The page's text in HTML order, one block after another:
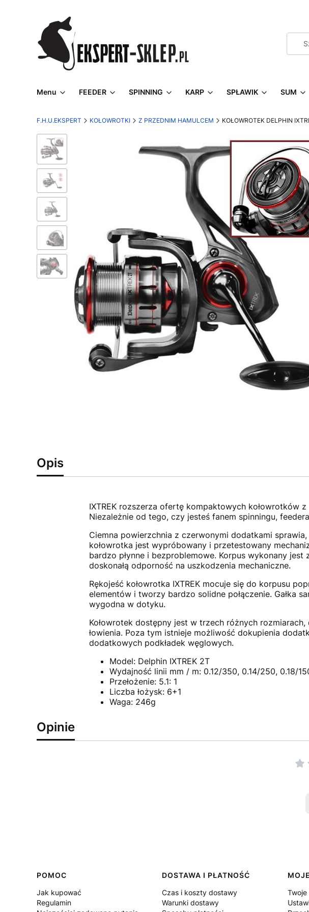
Menu FEEDER SPINNING KARP SPŁAWIK SUM
F.H.U.EKSPERT KOŁOWROTKI Z PRZEDNIM HAMULCEM KOŁOWROTEK DELPHIN
Opis
IXTREK rozszerza ofertę kompaktowych kołowrotków
Niezależnie od tego, czy jesteś fanem spinningu,
Ciemna powierzchnia z czerwonymi dodatkami
kołowrotka jest wypróbowany i przetestowany
bardzo płynne i bezproblemowe. Korpus wykonany
doskonałą odporność na uszkodzenia mechaniczne.
Rękojeść kołowrotka IXTREK mocuje się do korpusu
elementów i tworzy bardzo solidne połączenie. Gałka
wygodna w dotyku.
Kołowrotek dostępny jest w trzech różnych
łowienia. Poza tym istnieje możliwość dokupienia
dodatkowych podkładek węglowych.
Model: Delphin IXTREK 2T
Wydajność linii mm / m: 0.12/350, 0.14/250, 0.18/
Przełożenie: 5.1: 1
Liczba łożysk: 6+1
Waga: 246g
Opinie
Linki w stopce
POMOC
Jak kupować
Regulamin
DOSTAWA I PŁATNOŚĆ
Czas i koszty dostawy
Warunki dostawy
Twoje